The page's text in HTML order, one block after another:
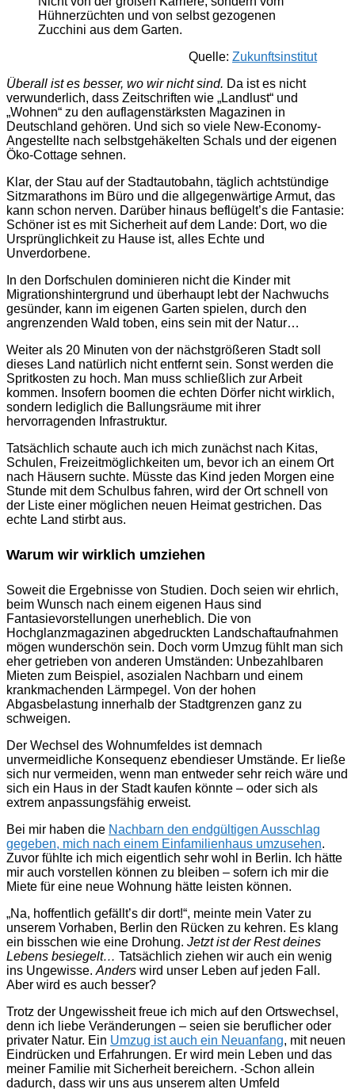
Hühnerzüchten und von selbst gezogenen
Zucchini aus dem Garten.
Quelle: Zukunftsinstitut
Überall ist es besser, wo wir nicht sind. Da ist es nicht
verwunderlich, dass Zeitschriften wie „Landlust“ und
„Wohnen“ zu den auflagenstärksten Magazinen in
Deutschland gehören. Und sich so viele New-Economy-
Angestellte nach selbstgehäkelten Schals und der eigenen
Öko-Cottage sehnen.
Klar, der Stau auf der Stadtautobahn, täglich achtstündige
Sitzmarathons im Büro und die allgegenwärtige Armut, das
kann schon nerven. Darüber hinaus beflügelt’s die Fantasie:
Schöner ist es mit Sicherheit auf dem Lande: Dort, wo die
Ursprünglichkeit zu Hause ist, alles Echte und
Unverdorbene.
In den Dorfschulen dominieren nicht die Kinder mit
Migrationshintergrund und überhaupt lebt der Nachwuchs
gesünder, kann im eigenen Garten spielen, durch den
angrenzenden Wald toben, eins sein mit der Natur…
Weiter als 20 Minuten von der nächstgrößeren Stadt soll
dieses Land natürlich nicht entfernt sein. Sonst werden die
Spritkosten zu hoch. Man muss schließlich zur Arbeit
kommen. Insofern boomen die echten Dörfer nicht wirklich,
sondern lediglich die Ballungsräume mit ihrer
hervorragenden Infrastruktur.
Tatsächlich schaute auch ich mich zunächst nach Kitas,
Schulen, Freizeitmöglichkeiten um, bevor ich an einem Ort
nach Häusern suchte. Müsste das Kind jeden Morgen eine
Stunde mit dem Schulbus fahren, wird der Ort schnell von
der Liste einer möglichen neuen Heimat gestrichen. Das
echte Land stirbt aus.
Warum wir wirklich umziehen
Soweit die Ergebnisse von Studien. Doch seien wir ehrlich,
beim Wunsch nach einem eigenen Haus sind
Fantasievorstellungen unerheblich. Die von
Hochglanzmagazinen abgedruckten Landschaftaufnahmen
mögen wunderschön sein. Doch vorm Umzug fühlt man sich
eher getrieben von anderen Umständen: Unbezahlbaren
Mieten zum Beispiel, asozialen Nachbarn und einem
krankmachenden Lärmpegel. Von der hohen
Abgasbelastung innerhalb der Stadtgrenzen ganz zu
schweigen.
Der Wechsel des Wohnumfeldes ist demnach
unvermeidliche Konsequenz ebendieser Umstände. Er ließe
sich nur vermeiden, wenn man entweder sehr reich wäre und
sich ein Haus in der Stadt kaufen könnte – oder sich als
extrem anpassungsfähig erweist.
Bei mir haben die Nachbarn den endgültigen Ausschlag
gegeben, mich nach einem Einfamilienhaus umzusehen.
Zuvor fühlte ich mich eigentlich sehr wohl in Berlin. Ich hätte
mir auch vorstellen können zu bleiben – sofern ich mir die
Miete für eine neue Wohnung hätte leisten können.
„Na, hoffentlich gefällt’s dir dort!“, meinte mein Vater zu
unserem Vorhaben, Berlin den Rücken zu kehren. Es klang
ein bisschen wie eine Drohung. Jetzt ist der Rest deines
Lebens besiegelt… Tatsächlich ziehen wir auch ein wenig
ins Ungewisse. Anders wird unser Leben auf jeden Fall.
Aber wird es auch besser?
Trotz der Ungewissheit freue ich mich auf den Ortswechsel,
denn ich liebe Veränderungen – seien sie beruflicher oder
privater Natur. Ein Umzug ist auch ein Neuanfang, mit neuen
Eindrücken und Erfahrungen. Er wird mein Leben und das
meiner Familie mit Sicherheit bereichern. -Schon allein
dadurch, dass wir uns aus unserem alten Umfeld